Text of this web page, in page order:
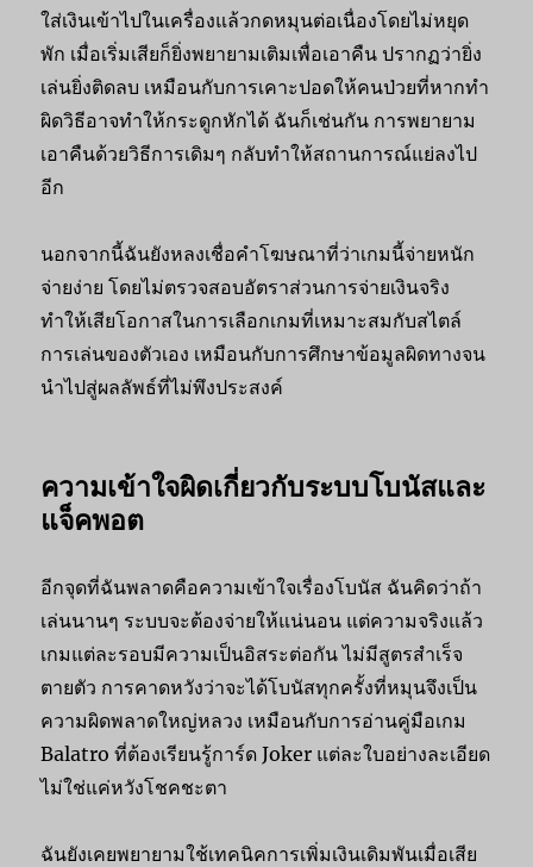
ใส่เงินเข้าไปในเครื่องแล้วกดหมุนต่อเนื่องโดยไม่หยุด
พัก เมื่อเริ่มเสียก็ยิ่งพยายามเติมเพื่อเอาคืน ปรากฏว่ายิ่ง
เล่นยิ่งติดลบ เหมือนกับการเคาะปอดให้คนป่วยที่หากทำ
ผิดวิธีอาจทำให้กระดูกหักได้ ฉันก็เช่นกัน การพยายาม
เอาคืนด้วยวิธีการเดิมๆ กลับทำให้สถานการณ์แย่ลงไป
อีก
นอกจากนี้ฉันยังหลงเชื่อคำโฆษณาที่ว่าเกมนี้จ่ายหนัก
จ่ายง่าย โดยไม่ตรวจสอบอัตราส่วนการจ่ายเงินจริง
ทำให้เสียโอกาสในการเลือกเกมที่เหมาะสมกับสไตล์
การเล่นของตัวเอง เหมือนกับการศึกษาข้อมูลผิดทางจน
นำไปสู่ผลลัพธ์ที่ไม่พึงประสงค์
ความเข้าใจผิดเกี่ยวกับระบบโบนัสและ
แจ็คพอต
อีกจุดที่ฉันพลาดคือความเข้าใจเรื่องโบนัส ฉันคิดว่าถ้า
เล่นนานๆ ระบบจะต้องจ่ายให้แน่นอน แต่ความจริงแล้ว
เกมแต่ละรอบมีความเป็นอิสระต่อกัน ไม่มีสูตรสำเร็จ
ตายตัว การคาดหวังว่าจะได้โบนัสทุกครั้งที่หมุนจึงเป็น
ความผิดพลาดใหญ่หลวง เหมือนกับการอ่านคู่มือเกม
Balatro ที่ต้องเรียนรู้การ์ด Joker แต่ละใบอย่างละเอียด
ไม่ใช่แค่หวังโชคชะตา
ฉันยังเคยพยายามใช้เทคนิคการเพิ่มเงินเดิมพันเมื่อเสีย